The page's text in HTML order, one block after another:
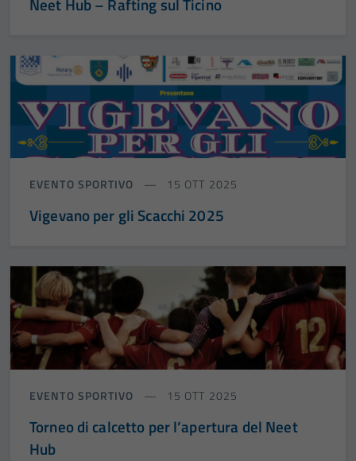
EVENTO SPORTIVO 15 OTT 2025
Vigevano per gli Scacchi 2025
EVENTO SPORTIVO 15 OTT 2025
Torneo di calcetto per l’apertura del Neet
Hub